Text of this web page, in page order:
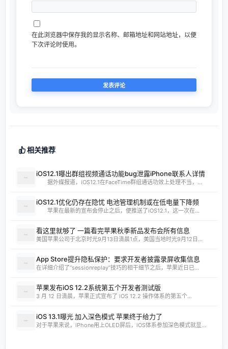
在此浏览器中保存我的显示名称、邮箱地址和网站地址，以便
下次评论时使用。
相关推荐
iOS12.1曝出群组视频通话功能bug泄露iPhone联系人详情
据外媒报道，iOS12.1在FaceTime群组通话功效上处理不当，...
iOS12.1优化仍存在隐忧 电池管理机制或在低电量下降频
苹果在最新的宣布会停止之后，便推送了iOS12.1，这一次在...
看这里就够了 一篇看完苹果秋季新品发布会所有信息
美国苹果公司于北京时光9月13日清晨1点，美国当地时光9月12日...
App Store提升隐私保护：要求开发者披露录屏收集信息
在详细介绍了“sessionreplay”技巧的相干细节之后，苹果近日已...
苹果发布iOS 12.2系统第五个开发者测试版
3 月 12 日清晨，苹果正式宣布了 iOS 12.2 操作体系的第五个...
iOS 13.1曝光 加入深色模式 苹果终于给力了
对于苹果来说，iPhone用上OLED屏后，iOS体系参加深色模式就显...